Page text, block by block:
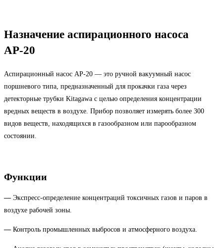
Назначение аспирационного насоса
АР-20
Аспирационный насос АР-20 — это ручной вакуумный насос
поршневого типа, предназначенный для прокачки газа через
детекторные трубки Kitagawa с целью определения концентрации
вредных веществ в воздухе. Прибор позволяет измерять более 300
видов веществ, находящихся в газообразном или парообразном
состоянии.
Функции
— Экспресс-определение концентраций токсичных газов и паров в
воздухе рабочей зоны.
— Контроль промышленных выбросов и атмосферного воздуха.